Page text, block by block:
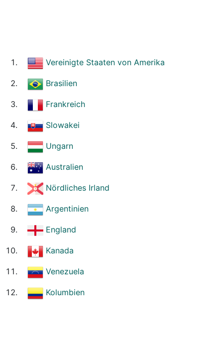
Vereinigte Staaten von Amerika
Brasilien
Frankreich
Slowakei
Ungarn
Australien
Nördliches Irland
Argentinien
England
Kanada
Venezuela
Kolumbien